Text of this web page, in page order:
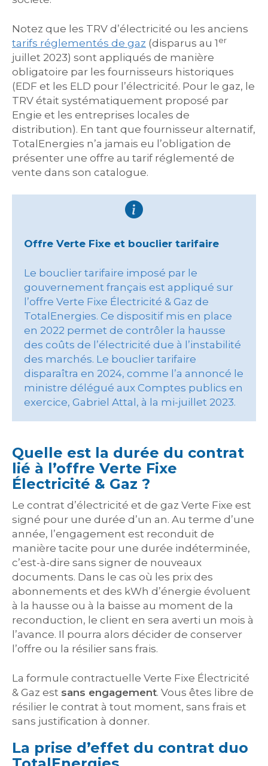
Notez que les TRV d’électricité ou les anciens
tarifs réglementés de gaz (disparus au 1 er
juillet 2023) sont appliqués de manière
obligatoire par les fournisseurs historiques
(EDF et les ELD pour l’électricité. Pour le gaz, le
TRV était systématiquement proposé par
Engie et les entreprises locales de
distribution). En tant que fournisseur alternatif,
TotalEnergies n’a jamais eu l’obligation de
présenter une offre au tarif réglementé de
vente dans son catalogue.
Offre Verte Fixe et bouclier tarifaire
Le bouclier tarifaire imposé par le
gouvernement français est appliqué sur
l’offre Verte Fixe Électricité & Gaz de
TotalEnergies. Ce dispositif mis en place
en 2022 permet de contrôler la hausse
des coûts de l’électricité due à l’instabilité
des marchés. Le bouclier tarifaire
disparaîtra en 2024, comme l’a annoncé le
ministre délégué aux Comptes publics en
exercice, Gabriel Attal, à la mi-juillet 2023.
Quelle est la durée du contrat
lié à l’offre Verte Fixe
Électricité & Gaz ?
Le contrat d’électricité et de gaz Verte Fixe est
signé pour une durée d’un an. Au terme d’une
année, l’engagement est reconduit de
manière tacite pour une durée indéterminée,
c’est-à-dire sans signer de nouveaux
documents. Dans le cas où les prix des
abonnements et des kWh d’énergie évoluent
à la hausse ou à la baisse au moment de la
reconduction, le client en sera averti un mois à
l’avance. Il pourra alors décider de conserver
l’offre ou la résilier sans frais.
La formule contractuelle Verte Fixe Électricité
& Gaz est sans engagement. Vous êtes libre de
résilier le contrat à tout moment, sans frais et
sans justification à donner.
La prise d’effet du contrat duo